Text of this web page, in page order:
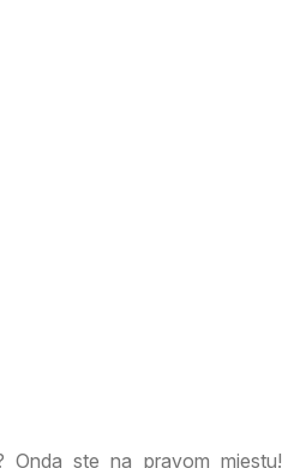
Onda ste na pravom mjestu!